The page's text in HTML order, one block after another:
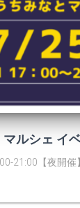
ルシェ イ
21:00【夜開